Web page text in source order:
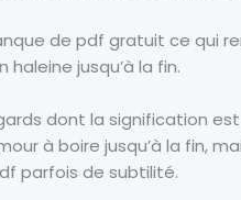
de pdf gratuit ce qui
haleine jusqu’à la fin.
dont la signification
à boire jusqu’à la fin,
parfois de subtilité.